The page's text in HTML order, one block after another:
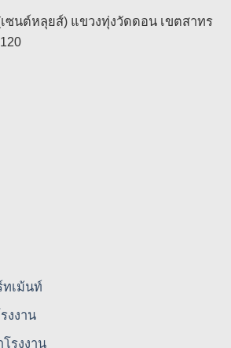
ซนต์หลุยส์) แขวงทุ่งวัดดอน เขตสาทร
ทเม้นท์
งงาน
รงงาน